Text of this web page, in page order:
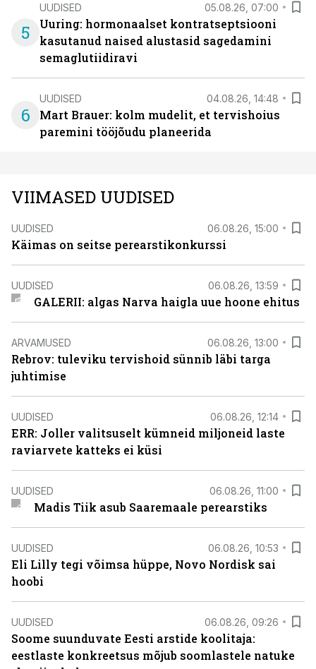
5
UUDISED 05.08.26, 07:00
Uuring: hormonaalset kontratseptsiooni
kasutanud naised alustasid sagedamini
semaglutiidiravi
6
UUDISED 04.08.26, 14:48
Mart Brauer: kolm mudelit, et tervishoius
paremini tööjõudu planeerida
VIIMASED UUDISED
UUDISED 06.08.26, 15:00
Käimas on seitse perearstikonkurssi
UUDISED 06.08.26, 13:59
GALERII: algas Narva haigla uue hoone ehitus
ARVAMUSED 06.08.26, 13:00
Rebrov: tuleviku tervishoid sünnib läbi targa
juhtimise
UUDISED 06.08.26, 12:14
ERR: Joller valitsuselt kümneid miljoneid laste
raviarvete katteks ei küsi
UUDISED 06.08.26, 11:00
Madis Tiik asub Saaremaale perearstiks
UUDISED 06.08.26, 10:53
Eli Lilly tegi võimsa hüppe, Novo Nordisk sai
hoobi
UUDISED 06.08.26, 09:26
Soome suunduvate Eesti arstide koolitaja:
eestlaste konkreetsus mõjub soomlastele natuke